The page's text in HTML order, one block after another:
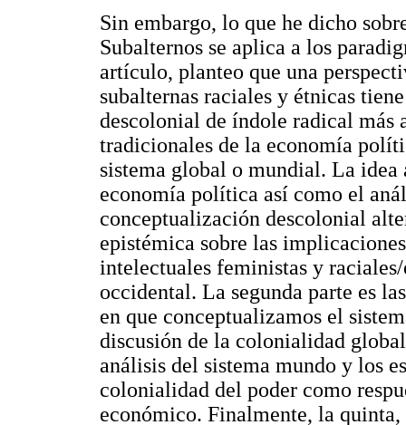
Sin embargo, lo que he dicho
Subalternos se aplica a los
artículo, planteo que una
subalternas raciales y étnicas
descolonial de índole radical más
tradicionales de la economía
sistema global o mundial. La idea
economía política así como el
conceptualización descolonial
epistémica sobre las
intelectuales feministas y
occidental. La segunda parte es
en que conceptualizamos el
discusión de la colonialidad
análisis del sistema mundo y los
colonialidad del poder como
económico. Finalmente, la